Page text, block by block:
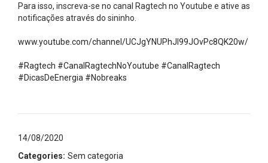
Para isso, inscreva-se no canal Ragtech no Youtube e ative as
notificações através do sininho.⠀
www.youtube.com/channel/UCJgYNUPhJI99JOvPc8QK20w/
#Ragtech #CanalRagtechNoYoutube #CanalRagtech
#DicasDeEnergia #Nobreaks
14/08/2020
Categories: Sem categoria